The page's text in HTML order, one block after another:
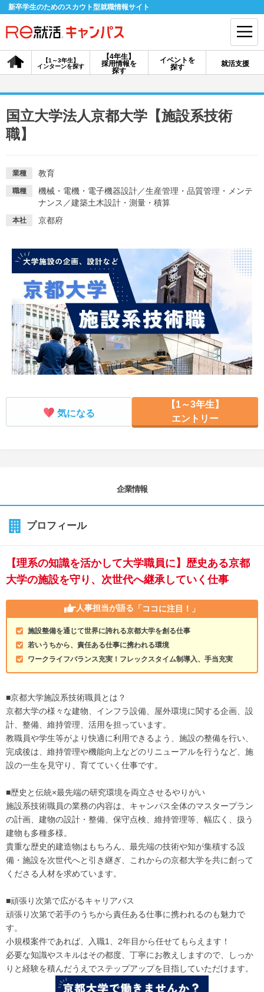
新卒学生のためのスカウト型就職情報サイト
【4年生】
採用情報を
探す
【1～3年生】
インターンを探す
イベントを
探す
就活支援
会員登録 ログイン
探す
【4年生】
採用情報を探す
イベントを探す
就活ノウハウ・サポート
就活支援
就活ノウハウが満載！
就活コラム
お役立ち記事・相談室など
適職診断
あなたに合う仕事を診断！
就活チャンネル
動画で対策講座をチェック
就活ニュースペーパー よくある質問
国立大学法人京都大学【施設系技術
職】
業種 教育
職種 機械・電機・電子機器設計／生産管理・品質管理・メンテ
ナンス ／建築土木設計・測量・積算
本社 京都府
気になる
【1～3年生】
エントリー
企業情報
プロフィール
【理系の知識を活かして大学職員に】歴史ある京都
大学の施設を守り、次世代へ継承していく仕事
人事担当が語る 「ココに注目！」
施設整備を通じて世界に誇れる京都大学を創る仕事
若いうちから、責任ある仕事に携われる環境
ワークライフバランス充実！フレックスタイム制導入、手当充実
■京都大学施設系技術職員とは？
京都大学の様々な建物、インフラ設備、屋外環境に関する企画、設
計、整備、維持管理、活用を担っています。
教職員や学生等がより快適に利用できるよう、施設の整備を行い、
完成後は、維持管理や機能向上などのリニューアルを行うなど、施
設の一生を見守り、育てていく仕事です。
■歴史と伝統×最先端の研究環境を両立させるやりがい
施設系技術職員の業務の内容は、キャンパス全体のマスタープラン
の計画、建物の設計・整備、保守点検、維持管理等、幅広く、扱う
建物も多種多様。
貴重な歴史的建造物はもちろん、最先端の技術や知が集積する設
備・施設を次世代へと引き継ぎ、これからの京都大学を共に創って
くださる人材を求めています。
■頑張り次第で広がるキャリアパス
頑張り次第で若手のうちから責任ある仕事に携われるのも魅力で
す。
小規模案件であれば、入職1、2年目から任せてもらえます！
必要な知識やスキルはその都度、丁寧にお教えしますので、しっか
りと経験を積んだうえでステップアップを目指していただけます。